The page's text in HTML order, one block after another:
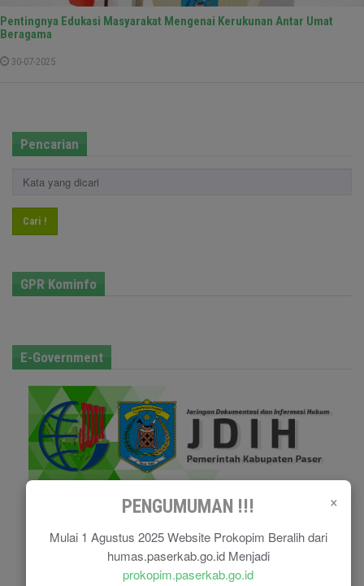
×
PENGUMUMAN !!!
Mulai 1 Agustus 2025 Website Prokopim Beralih dari
humas.paserkab.go.id Menjadi
prokopim.paserkab.go.id
Pentingnya Edukasi Masyarakat Mengenai Kerukunan Antar Umat
Beragama
30-07-2025
Pencarian
Cari !
GPR Kominfo
E-Government